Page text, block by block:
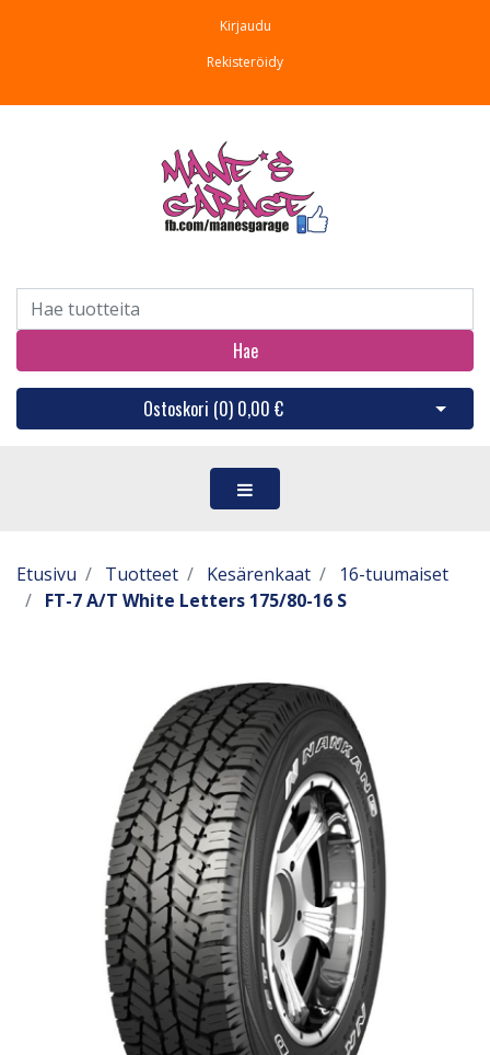
Kirjaudu
Rekisteröidy
Hae
Ostoskori (0) 0,00 € Avaa
Etusivu Tuotteet Kesärenkaat
16-tuumaiset
FT-7 A/T White Letters 175/80-16 S